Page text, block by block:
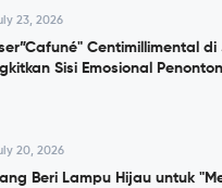
23, 2026
Centimillimental
Sisi Emosional
20, 2026
Beri Lampu Hijau untuk